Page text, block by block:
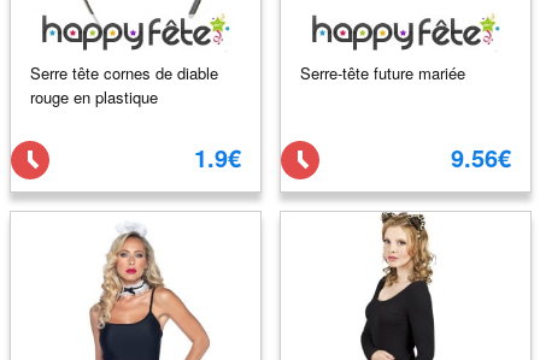
Serre tête cornes de diable
rouge en plastique
1.9€
Serre-tête future mariée
9.56€